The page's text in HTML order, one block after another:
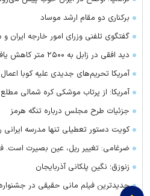
برکناری دو مقام ارشد موساد
گفتگوی تلفنی وزرای امور خارجه ایران و
دید افقی در زابل به ۲۵۰۰ متر کاهش یافت
آمریکا تحریم‌های جدیدی علیه کوبا
آمریکا: از پرتاب موشکی کره شمالی
جزئیات طرح مجلس درباره تنگه هرمز
کویت دستور تعطیلی تنها مدرسه ایرانی
ضرغامی: تغییر ریل، عین بصیرت است.
زنوزق؛ نگین پلکانی آذربایجان
جدیدترین فیلم مانی حقیقی در